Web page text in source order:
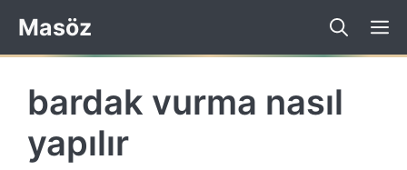
İçeriğe
atla
Masöz
bardak vurma nasıl
yapılır